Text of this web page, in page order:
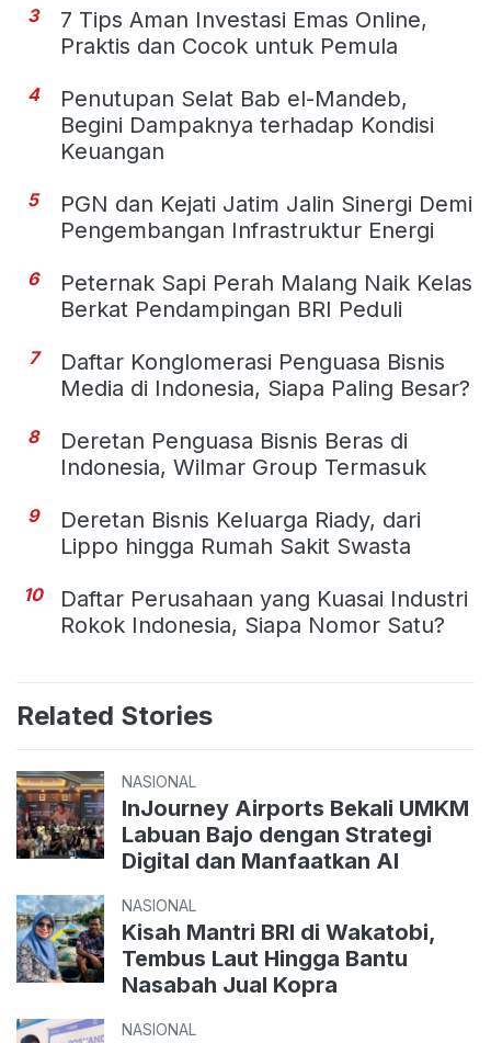
3
7 Tips Aman Investasi Emas Online,
Praktis dan Cocok untuk Pemula
4
Penutupan Selat Bab el-Mandeb,
Begini Dampaknya terhadap Kondisi
Keuangan
5
PGN dan Kejati Jatim Jalin Sinergi Demi
Pengembangan Infrastruktur Energi
6
Peternak Sapi Perah Malang Naik Kelas
Berkat Pendampingan BRI Peduli
7
Daftar Konglomerasi Penguasa Bisnis
Media di Indonesia, Siapa Paling Besar?
8
Deretan Penguasa Bisnis Beras di
Indonesia, Wilmar Group Termasuk
9
Deretan Bisnis Keluarga Riady, dari
Lippo hingga Rumah Sakit Swasta
10
Daftar Perusahaan yang Kuasai Industri
Rokok Indonesia, Siapa Nomor Satu?
Related Stories
NASIONAL
InJourney Airports Bekali UMKM
Labuan Bajo dengan Strategi
Digital dan Manfaatkan AI
NASIONAL
Kisah Mantri BRI di Wakatobi,
Tembus Laut Hingga Bantu
Nasabah Jual Kopra
NASIONAL